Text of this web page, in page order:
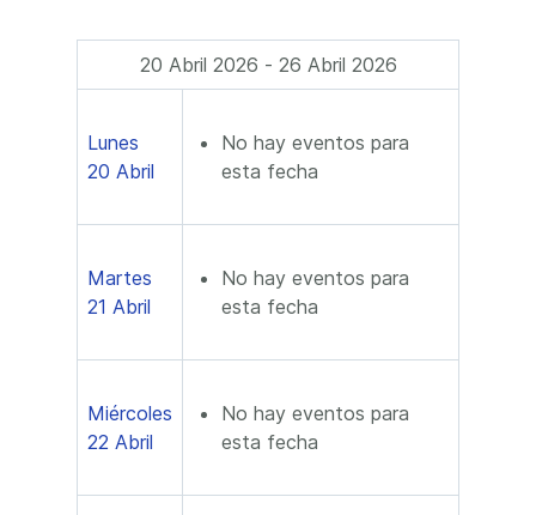
20 Abril 2026 - 26 Abril 2026
Lunes
20 Abril
No hay eventos para
esta fecha
Martes
21 Abril
No hay eventos para
esta fecha
Miércoles
22 Abril
No hay eventos para
esta fecha